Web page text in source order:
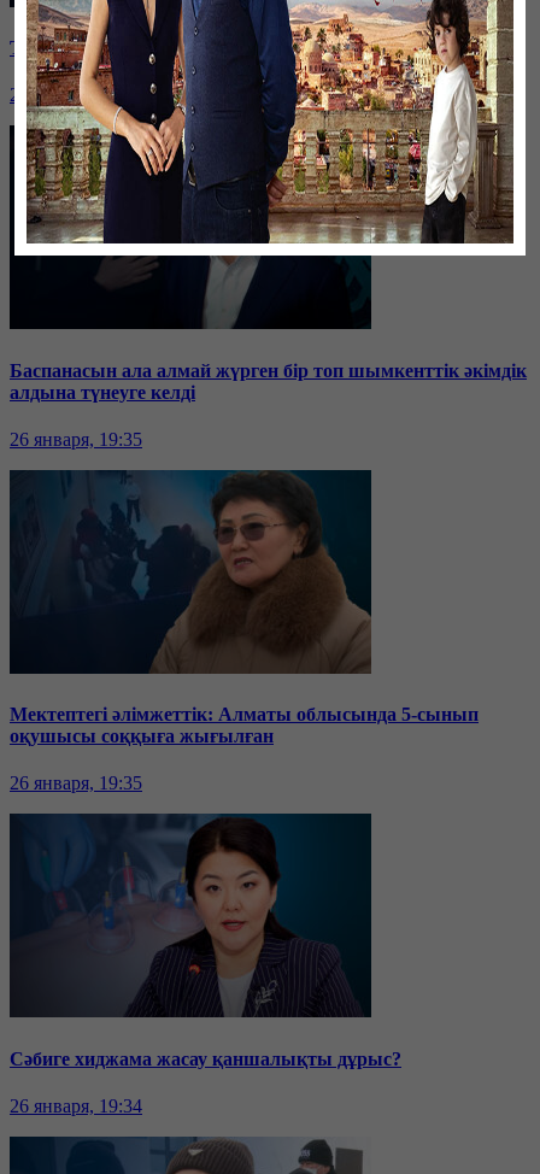
Таразда ТЭЦ қызметкерлері жалақы көтеруді талап етті
26 января, 19:36
Баспанасын ала алмай жүрген бір топ шымкенттік әкімдік
алдына түнеуге келді
26 января, 19:35
Мектептегі әлімжеттік: Алматы облысында 5-сынып
оқушысы соққыға жығылған
26 января, 19:35
Сәбиге хиджама жасау қаншалықты дұрыс?
26 января, 19:34